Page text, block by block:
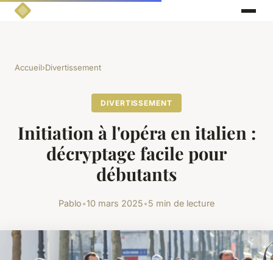
Accueil›Divertissement
DIVERTISSEMENT
Initiation à l'opéra en italien :
décryptage facile pour
débutants
Pablo•10 mars 2025•5 min de lecture